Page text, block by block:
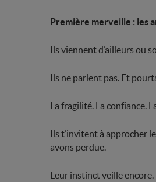
Première merveille : les
Ils viennent d’ailleurs ou
Ils ne parlent pas. Et
La fragilité. La confiance.
Ils t’invitent à approcher
avons perdue.
Leur instinct veille